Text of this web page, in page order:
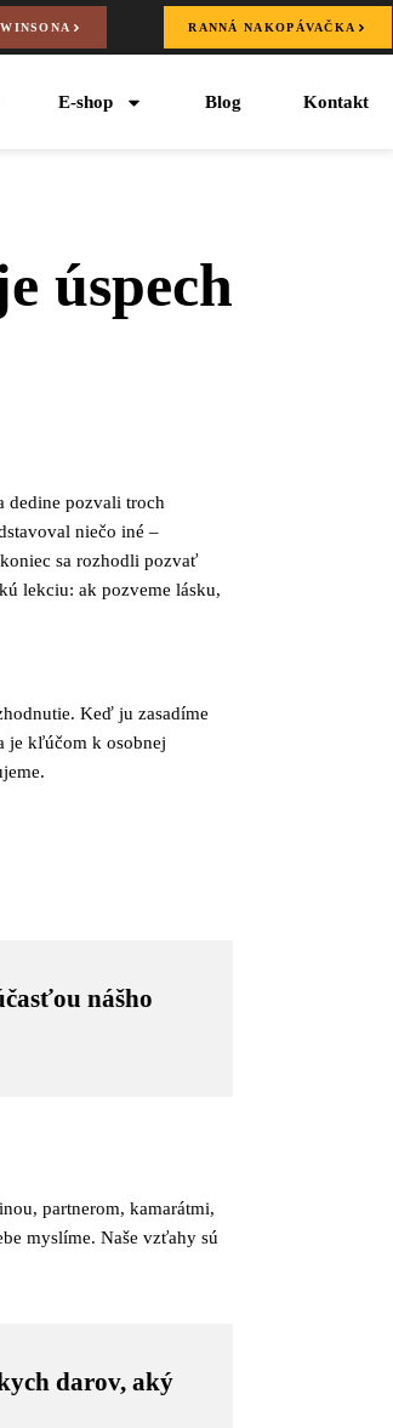
RANNÁ NAKOPÁVAČKA
E-shop Blog Kontakt
úspech
dedine pozvali troch
niečo iné –
sa rozhodli pozvať
lekciu: ak pozveme lásku,
Keď ju zasadíme
je kľúčom k osobnej
nášho
partnerom, kamarátmi,
myslíme. Naše vzťahy sú
darov, aký